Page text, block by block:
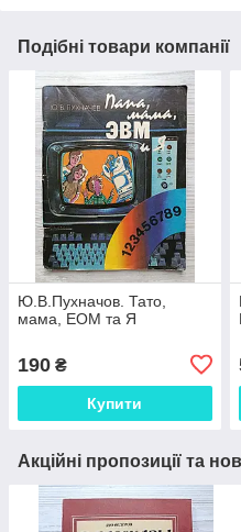
Подібні товари компанії
Ю.В.Пухначов. Тато,
мама, ЕОМ та Я
190 ₴
Купити
Акційні пропозиції та